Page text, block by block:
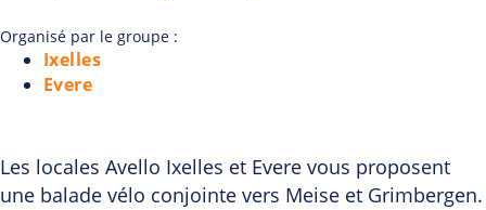
Organisé par le groupe :
Ixelles
Evere
Les locales Avello Ixelles et Evere vous proposent
une balade vélo conjointe vers Meise et Grimbergen.